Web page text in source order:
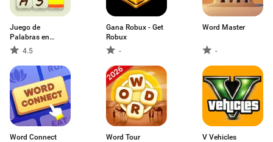
Juego de
Palabras en
Español
4.5
Gana Robux - Get
Robux
-
Word Master
-
Word Connect
Word Tour V Vehicles